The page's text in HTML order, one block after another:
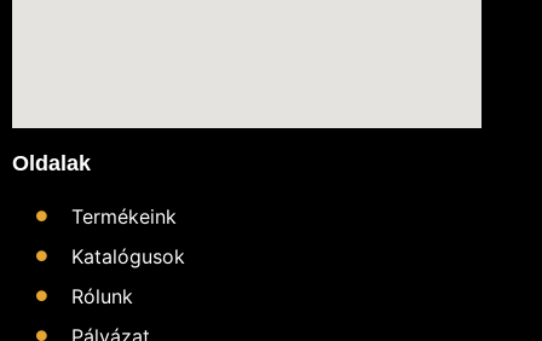
Oldalak
Termékeink
Katalógusok
Rólunk
Pályázat